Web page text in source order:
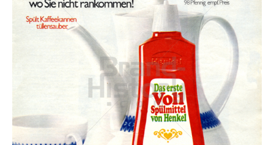
Konzerne
Epoche